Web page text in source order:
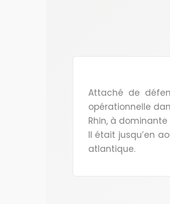
Attaché de
opérationnelle
Rhin, à
Il était jusqu’en
atlantique.